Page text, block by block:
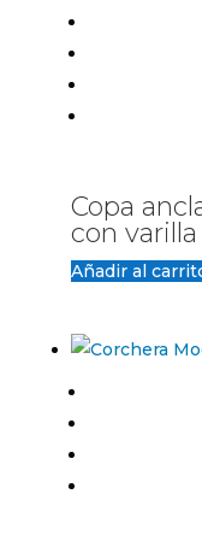
Copa
con varilla
Añadir al